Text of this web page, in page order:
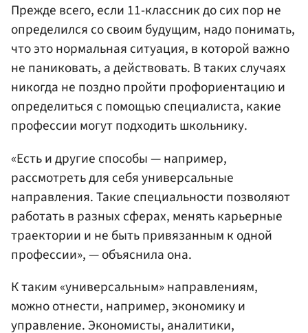
Прежде всего, если 11-классник до сих пор не
определился со своим будущим, надо понимать,
что это нормальная ситуация, в которой важно
не паниковать, а действовать. В таких случаях
никогда не поздно пройти профориентацию и
определиться с помощью специалиста, какие
профессии могут подходить школьнику.
«Есть и другие способы — например,
рассмотреть для себя универсальные
направления. Такие специальности позволяют
работать в разных сферах, менять карьерные
траектории и не быть привязанным к одной
профессии», — объяснила она.
К таким «универсальным» направлениям,
можно отнести, например, экономику и
управление. Экономисты, аналитики,